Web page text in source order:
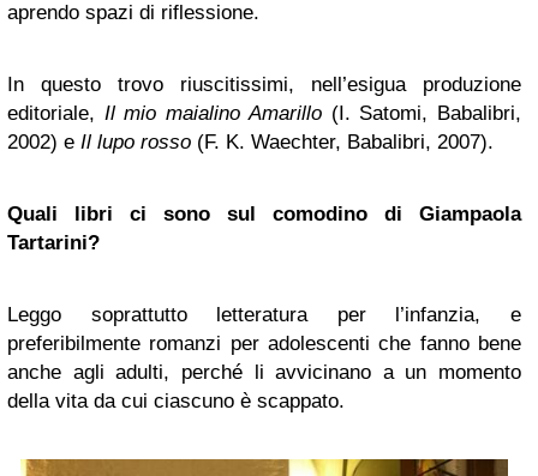
aprendo spazi di riflessione.
In questo trovo riuscitissimi, nell’esigua produzione
editoriale, Il mio maialino Amarillo(I. Satomi, Babalibri,
2002) e Il lupo rosso (F. K. Waechter, Babalibri, 2007).
Quali libri ci sono sul comodino di Giampaola
Tartarini?
Leggo soprattutto letteratura per l’infanzia, e
preferibilmente romanzi per adolescenti che fanno bene
anche agli adulti, perché li avvicinano a un momento
della vita da cui ciascuno è scappato.